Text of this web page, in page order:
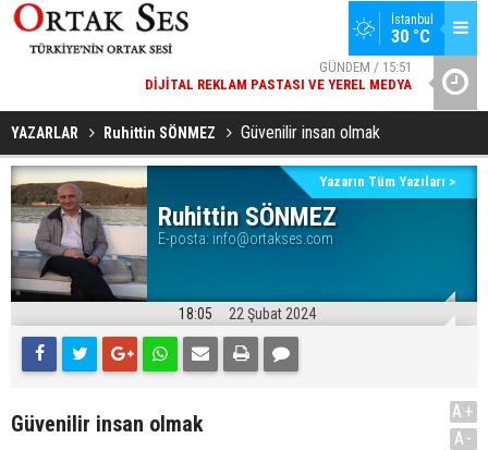
İstanbul
30 °C
GÜNDEM / 15:51
DIJITAL REKLAM PASTASI VE YEREL MEDYA
SPOR / 14:20
GENÇLERBIRLIĞI SPOR KULÜBÜNDEN AÇIKLAMA GELDI
YAZARLAR Ruhittin SÖNMEZ Güvenilir insan olmak
Ruhittin SÖNMEZ
E-posta: info@ortakses.com
Yazarın Tüm Yazıları >
18:05 22 Şubat 2024
Güvenilir insan olmak
A+
A-